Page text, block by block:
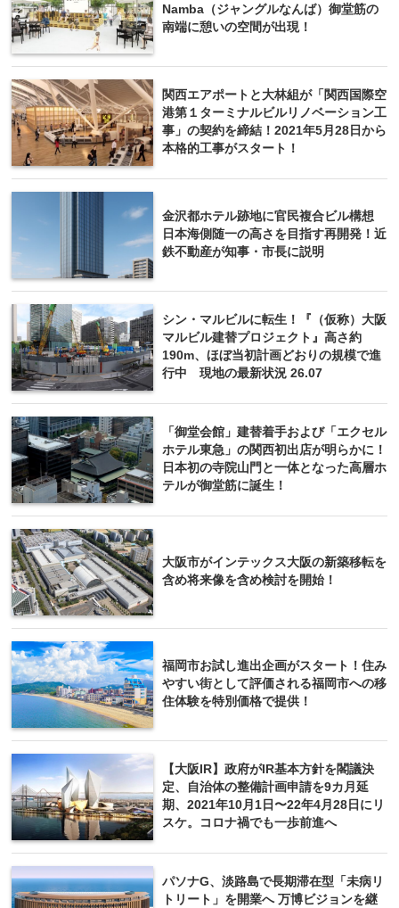
Namba（ジャングルなんば）御堂筋の
南端に憩いの空間が出現！
関西エアポートと大林組が「関西国際空
港第１ターミナルビルリノベーション工
事」の契約を締結！2021年5月28日から
本格的工事がスタート！
金沢都ホテル跡地に官民複合ビル構想
日本海側随一の高さを目指す再開発！近
鉄不動産が知事・市長に説明
シン・マルビルに転生！『（仮称）大阪
マルビル建替プロジェクト』高さ約
190m、ほぼ当初計画どおりの規模で進
行中 現地の最新状況 26.07
「御堂会館」建替着手および「エクセル
ホテル東急」の関西初出店が明らかに！
日本初の寺院山門と一体となった高層ホ
テルが御堂筋に誕生！
大阪市がインテックス大阪の新築移転を
含め将来像を含め検討を開始！
福岡市お試し進出企画がスタート！住み
やすい街として評価される福岡市への移
住体験を特別価格で提供！
【大阪IR】政府がIR基本方針を閣議決
定、自治体の整備計画申請を9カ月延
期、2021年10月1日〜22年4月28日にリ
スケ。コロナ禍でも一歩前進へ
パソナG、淡路島で長期滞在型「未病リ
トリート」を開業へ 万博ビジョンを継